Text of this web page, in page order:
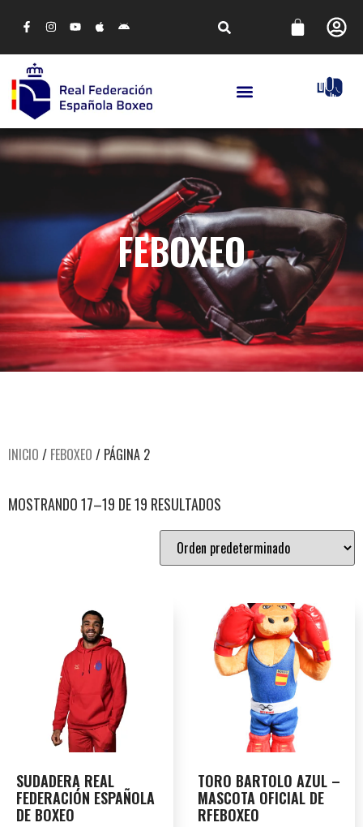
FEBOXEO
INICIO / FEBOXEO / PÁGINA 2
MOSTRANDO 17–19 DE 19 RESULTADOS
SUDADERA REAL
FEDERACIÓN ESPAÑOLA
DE BOXEO
TORO BARTOLO AZUL –
MASCOTA OFICIAL DE
RFEBOXEO